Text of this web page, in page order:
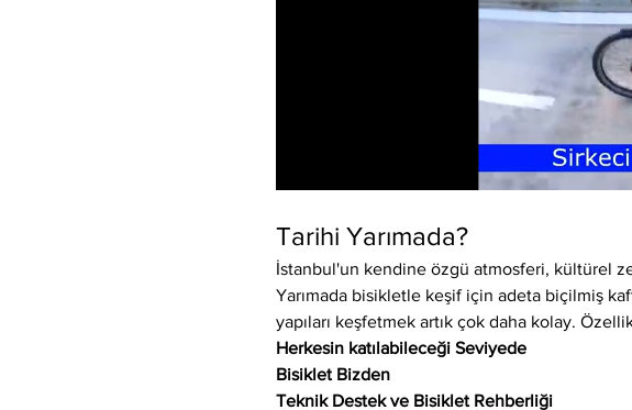
Tarihi Yarımada?
İstanbul'un kendine özgü atmosferi, kültürel
Yarımada bisikletle keşif için adeta biçilmiş
yapıları keşfetmek artık çok daha kolay.
Herkesin katılabileceği Seviyede
Bisiklet Bizden
Teknik Destek ve Bisiklet Rehberliği